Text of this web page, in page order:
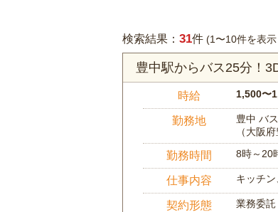
検索結果： 31件 (1〜10件を表
豊中駅からバス25分！
時給 1,500〜
勤務地
豊中 バ
（大阪
勤務時間 8時～20
仕事内容 キッチ
契約形態 業務委託